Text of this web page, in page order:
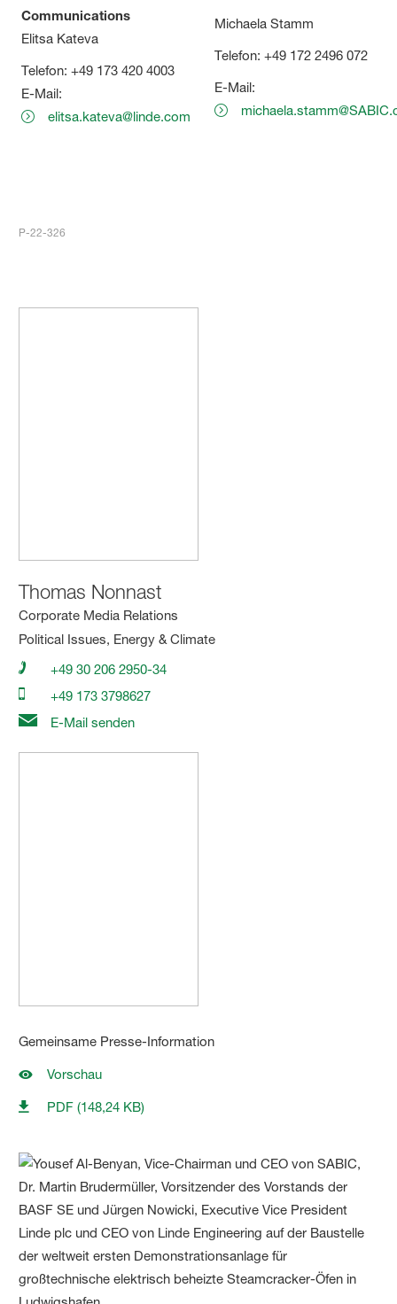
Communications
Elitsa Kateva
Telefon: +49 173 420 4003
E-Mail:
elitsa.kateva@linde.com
Michaela Stamm
Telefon: +49 172 2496 072
E-Mail:
P-22-326
Thomas Nonnast
Corporate Media Relations
Political Issues, Energy & Climate
+49 30 206 2950-34
+49 173 3798627
E-Mail senden
Gemeinsame Presse-Information
Vorschau
PDF (148,24 KB)